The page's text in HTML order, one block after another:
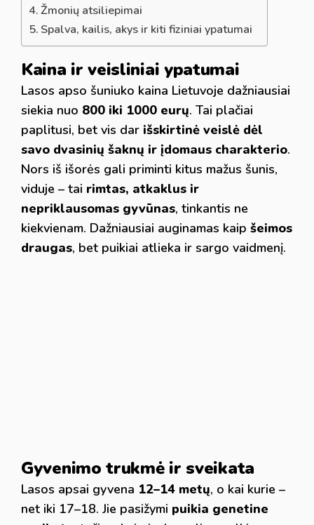
Žmonių atsiliepimai
Spalva, kailis, akys ir kiti fiziniai ypatumai
Kaina ir veisliniai ypatumai
Lasos apso šuniuko kaina Lietuvoje dažniausiai
siekia nuo 800 iki 1000 eurų. Tai plačiai
paplitusi, bet vis dar išskirtinė veislė dėl
savo dvasinių šaknų ir įdomaus charakterio.
Nors iš išorės gali priminti kitus mažus šunis,
viduje – tai rimtas, atkaklus ir
nepriklausomas gyvūnas, tinkantis ne
kiekvienam. Dažniausiai auginamas kaip šeimos
draugas, bet puikiai atlieka ir sargo vaidmenį.
Gyvenimo trukmė ir sveikata
Lasos apsai gyvena 12–14 metų, o kai kurie –
net iki 17–18. Jie pasižymi puikia genetine